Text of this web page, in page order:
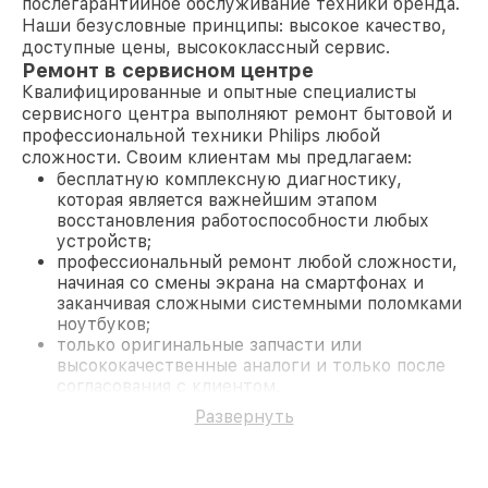
Наши безусловные принципы: высокое качество,
доступные цены, высококлассный сервис.
Ремонт в сервисном центре
Квалифицированные и опытные специалисты
сервисного центра выполняют ремонт бытовой и
профессиональной техники Philips любой
сложности. Своим клиентам мы предлагаем:
бесплатную комплексную диагностику,
которая является важнейшим этапом
восстановления работоспособности любых
устройств;
профессиональный ремонт любой сложности,
начиная со смены экрана на смартфонах и
заканчивая сложными системными поломками
ноутбуков;
только оригинальные запчасти или
высококачественные аналоги и только после
согласования с клиентом.
На все работы и замененные комплектующие
предоставляется длительная гарантия. В случае
Развернуть